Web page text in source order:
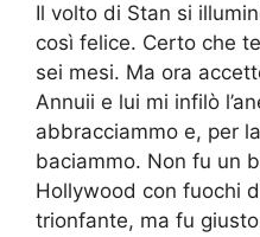
Il volto di Stan si
così felice. Certo che
sei mesi. Ma ora
Annuii e lui mi infilò
abbracciammo e, per
baciammo. Non fu un
Hollywood con fuochi
trionfante, ma fu